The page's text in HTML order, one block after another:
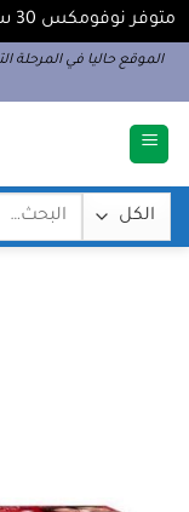
متوفر نوفومكس 30 سعر قديم 637 جنية بدلا من 1260 جنية
تخطيالموقع حاليا في المرحلة
البحث